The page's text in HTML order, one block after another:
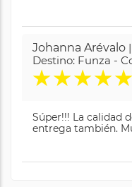
Johanna Arévalo
Destino: Funza -
★★★★★
Súper!!! La calidad
entrega también.